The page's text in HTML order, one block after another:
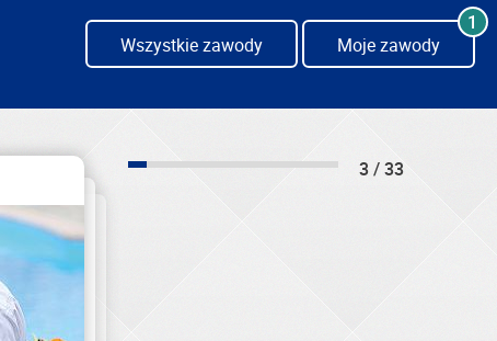
Wszystkie zawody Moje zawody
1
3 / 33